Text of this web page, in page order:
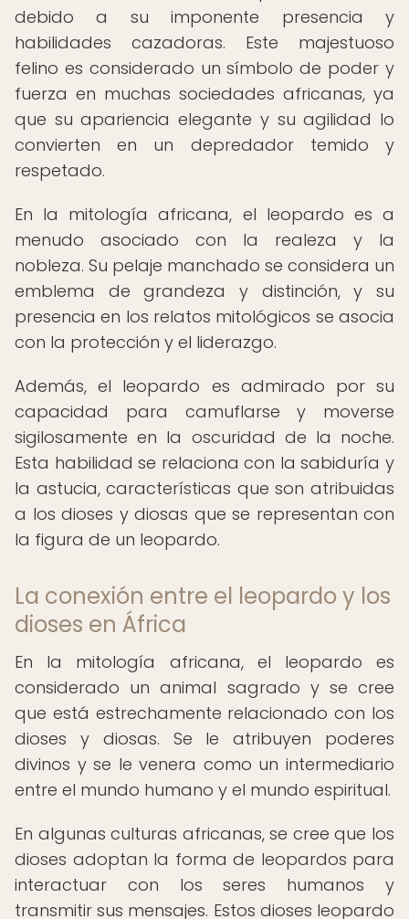
debido a su imponente presencia y
habilidades cazadoras. Este majestuoso
felino es considerado un símbolo de poder y
fuerza en muchas sociedades africanas, ya
que su apariencia elegante y su agilidad lo
convierten en un depredador temido y
respetado.
En la mitología africana, el leopardo es a
menudo asociado con la realeza y la
nobleza. Su pelaje manchado se considera un
emblema de grandeza y distinción, y su
presencia en los relatos mitológicos se asocia
con la protección y el liderazgo.
Además, el leopardo es admirado por su
capacidad para camuflarse y moverse
sigilosamente en la oscuridad de la noche.
Esta habilidad se relaciona con la sabiduría y
la astucia, características que son atribuidas
a los dioses y diosas que se representan con
la figura de un leopardo.
La conexión entre el leopardo y los
dioses en África
En la mitología africana, el leopardo es
considerado un animal sagrado y se cree
que está estrechamente relacionado con los
dioses y diosas. Se le atribuyen poderes
divinos y se le venera como un intermediario
entre el mundo humano y el mundo espiritual.
En algunas culturas africanas, se cree que los
dioses adoptan la forma de leopardos para
interactuar con los seres humanos y
transmitir sus mensajes. Estos dioses leopardo